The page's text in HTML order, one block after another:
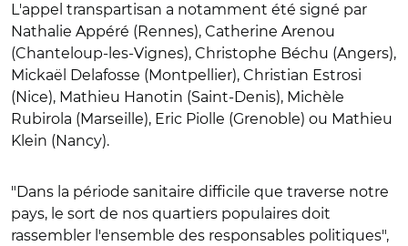
L'appel transpartisan a notamment été signé par
Nathalie Appéré (Rennes), Catherine Arenou
(Chanteloup-les-Vignes), Christophe Béchu (Angers),
Mickaël Delafosse (Montpellier), Christian Estrosi
(Nice), Mathieu Hanotin (Saint-Denis), Michèle
Rubirola (Marseille), Eric Piolle (Grenoble) ou Mathieu
Klein (Nancy).
"Dans la période sanitaire difficile que traverse notre
pays, le sort de nos quartiers populaires doit
rassembler l'ensemble des responsables politiques",